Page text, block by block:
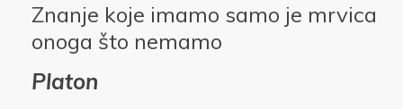
Znanje koje imamo samo je mrvica
onoga što nemamo
Platon